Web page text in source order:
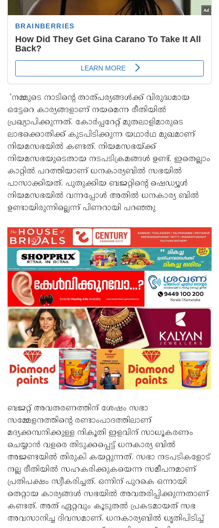
'നമ്മുടെ നാടിന്റെ താത്പര്യങ്ങള്‍ക്ക് വിരുദ്ധമായ
ഒട്ടേറെ കാര്യങ്ങളാണ് നയമെന്ന രീതിയില്‍
പ്രഖ്യാപിക്കുന്നത്. കോര്‍പ്പറേറ്റ് മുതലാളിമാരുടെ
ലാഭക്കൊതിക്ക് കുടപിടിക്കുന്ന യഥാര്‍ഥ മുഖമാണ്
നിയമസഭയില്‍ കണ്ടത്. നിയമസഭയ്ക്ക്
നിയമസഭയുടെതായ നടപടിക്രമങ്ങള്‍ ഉണ്ട്. ഇതെല്ലാം
കാറ്റില്‍ പറത്തിയാണ് ധനകാര്യബില്‍ സഭയില്‍
പാസാക്കിയത്. പുതുക്കിയ ബജറ്റിന്റെ ഷെഡ്യൂള്‍
നിയമസഭയില്‍ വന്നപ്പോള്‍ അതില്‍ ധനകാര്യ ബില്‍
ഉണ്ടായിരുന്നില്ലെന്ന് പിണറായി പറഞ്ഞു
ബജറ്റ് അവതരണത്തിന് ശേഷം സഭാ
സമ്മേളനത്തിന്റെ രണ്ടാംപാദത്തിലാണ്
മദ്യക്കമ്പനിക്കുള്ള നികൂതി ഇളവിന് സാധൂകരണം
ചെയ്യാന്‍ വളരെ തിടുക്കപ്പെട്ട് ധനകാര്യ ബില്‍
അജണ്ടയില്‍ തിരുകി കയറ്റുന്നത്. സഭാ നടപടികളോട്
നല്ല രീതിയില്‍ സഹകരിക്കുകയെന്ന സമീപനമാണ്
പ്രതിപക്ഷം സ്വീകരിച്ചത്. ഒന്നിന് പുറകെ ഒന്നായി
തെറ്റായ കാര്യങ്ങള്‍ സഭയില്‍ അവതരിപ്പിക്കുന്നതാണ്
കണ്ടത്. അത് ഏറ്റവും കൂടുതല്‍ പ്രകടമായത് സഭ
അവസാനിച്ച ദിവസമാണ്. ധനകാര്യബില്‍ ധൃതിപിടിച്ച്